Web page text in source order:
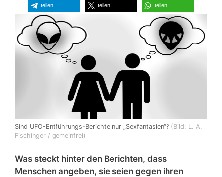
teilen teilen teilen
Sind UFO-Entführungs-Berichte nur „Sexfantasien“? (Bild: L. A.
Fischinger / gemeinfrei)
Was steckt hinter den Berichten, dass
Menschen angeben, sie seien gegen ihren